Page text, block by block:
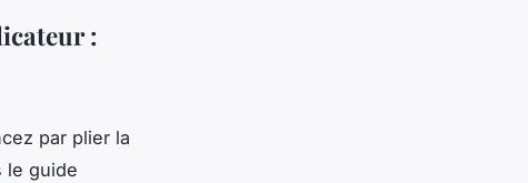
:
par plier la
le guide